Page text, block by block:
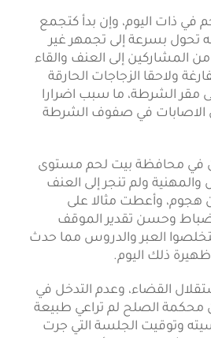
في ذات اليوم، وإن بدأ كتجمع
تحول بسرعة إلى تجمهر غير
المشاركين إلى العنف والقاء
ولاحقا الزجاجات الحارقة
مقر الشرطة، ما سبب اضرارا
الاصابات في صفوف الشرطة
في محافظة بيت لحم مستوى
ولم تنجر إلى العنف
هجوم، وأعطت مثالا على
وحسن تقدير الموقف
العبر والدروس مما حدث
ذلك اليوم.
القضاء، وعدم التدخل في
أن محكمة الصلح لم تراعي طبيعة
وتوقيت الجلسة التي جرت